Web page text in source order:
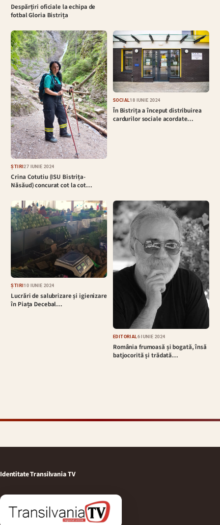
Despărțiri oficiale la echipa de
fotbal Gloria Bistrița
ȘTIRI27 IUNIE 2024
Crina Cotutiu (ISU Bistrița-
Năsăud) concurat cot la cot…
SOCIAL18 IUNIE 2024
În Bistrița a început distribuirea
cardurilor sociale acordate…
ȘTIRI10 IUNIE 2024
Lucrări de salubrizare și igienizare
în Piața Decebal…
EDITORIAL 6 IUNIE 2024
România frumoasă și bogată, însă
batjocorită și trădată…
Identitate Transilvania TV